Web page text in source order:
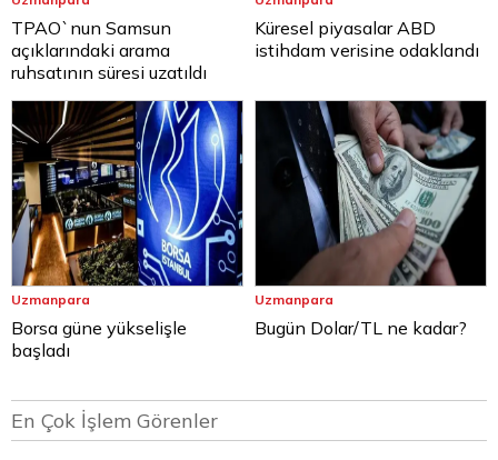
TPAO`nun Samsun
açıklarındaki arama
ruhsatının süresi uzatıldı
Küresel piyasalar ABD
istihdam verisine odaklandı
Uzmanpara
Borsa güne yükselişle
başladı
Uzmanpara
Bugün Dolar/TL ne kadar?
En Çok İşlem Görenler